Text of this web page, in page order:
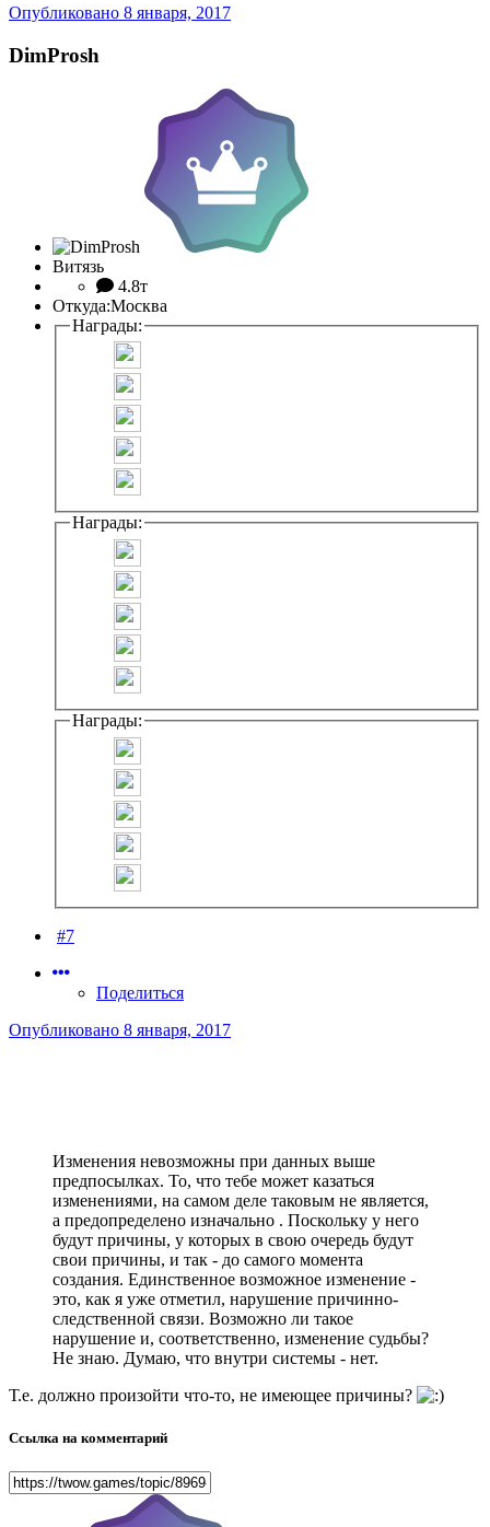
Опубликовано 8 января, 2017
DimProsh
Витязь
4.8т
Откуда:Москва
Награды:
Награды:
Награды:
#7
Поделиться
Опубликовано 8 января, 2017
Изменения невозможны при данных выше
предпосылках. То, что тебе может казаться
изменениями, на самом деле таковым не является,
а предопределено изначально . Поскольку у него
будут причины, у которых в свою очередь будут
свои причины, и так - до самого момента
создания. Единственное возможное изменение -
это, как я уже отметил, нарушение причинно-
следственной связи. Возможно ли такое
нарушение и, соответственно, изменение судьбы?
Не знаю. Думаю, что внутри системы - нет.
Т.е. должно произойти что-то, не имеющее причины?
Ссылка на комментарий